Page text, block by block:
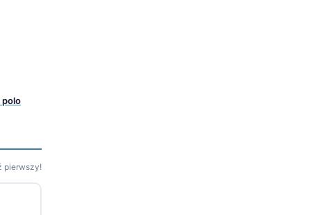
polo
pierwszy!